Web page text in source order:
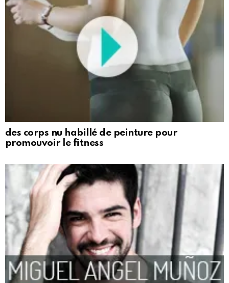
des corps nu habillé de peinture pour
promouvoir le fitness